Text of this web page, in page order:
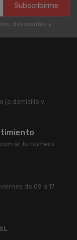
Subscribirme
descuentos y
(a domicilio y
tu número
de 09 a 17